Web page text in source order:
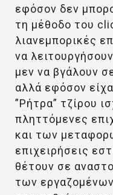
εφόσον δεν
τη μέθοδο του
λιανεμπορικές
να
μεν να βγάλουν
αλλά εφόσον
”Ρήτρα” τζίρου
πληττόμενες
και των
επιχειρήσεις
θέτουν σε
των